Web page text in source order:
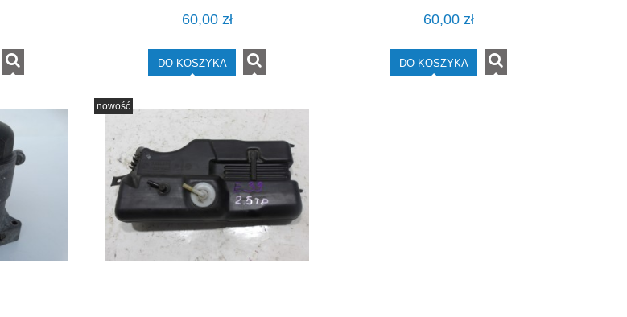
60,00 zł
DO KOSZYKA
60,00 zł
DO KOSZYKA
nowość